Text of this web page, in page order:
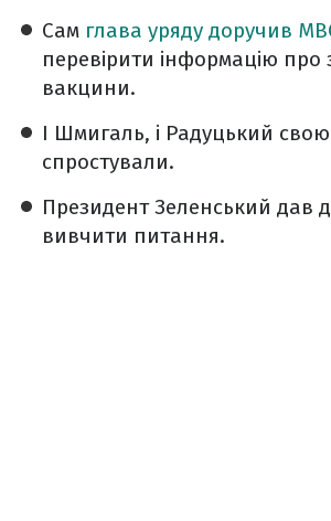
Сам глава уряду доручив
перевірити інформацію про
вакцини.
І Шмигаль, і Радуцький свою
спростували.
Президент Зеленський дав
вивчити питання.